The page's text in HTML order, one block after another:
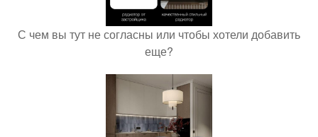
С чем вы тут не согласны или чтобы хотели добавить
еще?